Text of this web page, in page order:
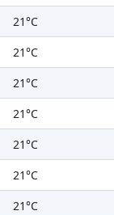
21°C
21°C
21°C
21°C
21°C
21°C
21°C